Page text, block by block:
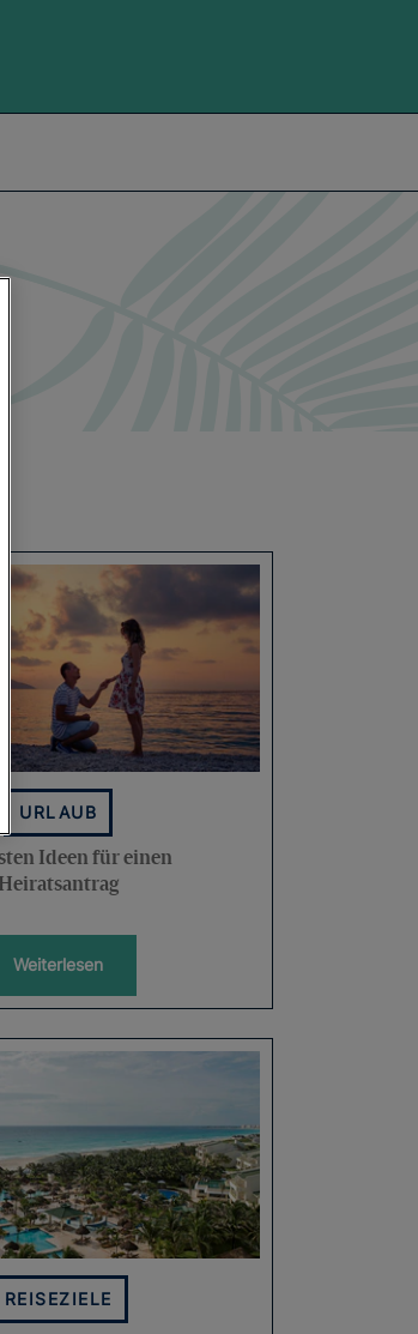
URLAUB
Ideen für einen
Heiratsantrag
Weiterlesen
REISEZIELE